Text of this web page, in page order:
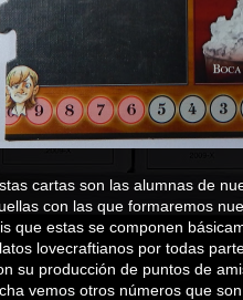
cartas son las alumnas de
con las que formaremos
que estas se componen
lovecraftianos por todas
su producción de puntos de
vemos otros números que